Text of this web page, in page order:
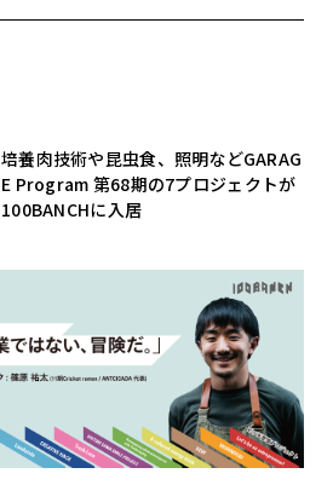
培養肉技術や昆虫食、照明などGARAG
E Program 第68期の7プロジェクトが
100BANCHに入居